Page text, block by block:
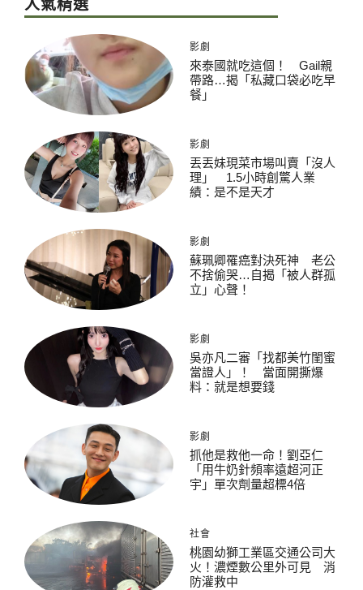
人氣精選
影劇
來泰國就吃這個！ Gail親
帶路…揭「私藏口袋必吃早
餐」
影劇
丟丟妹現菜市場叫賣「沒人
理」 1.5小時創驚人業
績：是不是天才
影劇
蘇珮卿罹癌對決死神 老公
不捨偷哭…自揭「被人群孤
立」心聲！
影劇
吳亦凡二審「找都美竹閨蜜
當證人」！ 當面開撕爆
料：就是想要錢
影劇
抓他是救他一命！劉亞仁
「用牛奶針頻率遠超河正
宇」單次劑量超標4倍
社會
桃園幼獅工業區交通公司大
火！濃煙數公里外可見 消
防灌救中